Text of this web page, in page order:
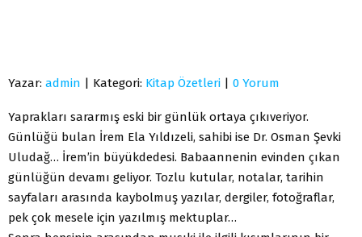
Yazar: admin | Kategori: Kitap Özetleri | 0 Yorum
Yaprakları sararmış eski bir günlük ortaya çıkıveriyor.
Günlüğü bulan İrem Ela Yıldızeli, sahibi ise Dr. Osman Şevki
Uludağ… İrem’in büyükdedesi. Babaannenin evinden çıkan
günlüğün devamı geliyor. Tozlu kutular, notalar, tarihin
sayfaları arasında kaybolmuş yazılar, dergiler, fotoğraflar,
pek çok mesele için yazılmış mektuplar…